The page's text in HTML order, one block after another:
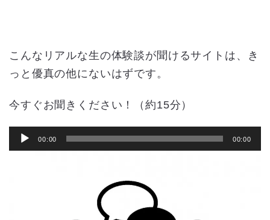
こんなリアルな生の体験談が聞けるサイトは、き
っと優真の他にないはずです。
今すぐお聞きください！（約15分）
00:00 00:00